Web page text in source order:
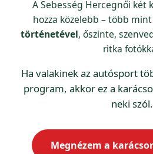
A Sebesség Hercegnői két
hozza közelebb – több mint
történetével, őszinte,
ritka
Ha valakinek az autósport
program, akkor ez a
neki szól.
Megnézem a